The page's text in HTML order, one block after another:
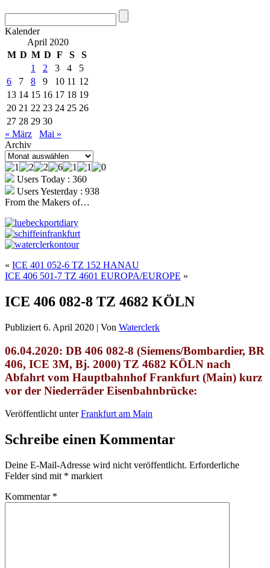
Kalender
April 2020
M D M D F S
S
1
2 3 4
5
6
7 8 9 10 11 12
13 14 15 16 17 18 19
20 21 22 23 24 25 26
27 28 29 30
« März
Mai »
Archiv
Archiv
Users Today : 360
Users Yesterday : 938
From the Makers of…
« ICE 401 052-6 TZ 152 HANAU
ICE 406 501-7 TZ 4601 EUROPA/EUROPE »
ICE 406 082-8 TZ 4682 KÖLN
Publiziert 6. April 2020 | Von Waterclerk
06.04.2020: DB 406 082-8 (Siemens/Bombardier, BR
406, ICE 3M, Bj. 2000) TZ 4682 KÖLN nach
Abfahrt vom Hauptbahnhof Frankfurt (Main) kurz
vor der Niederräder Eisenbahnbrücke:
Veröffentlicht unter Frankfurt am Main
Schreibe einen Kommentar
Deine E-Mail-Adresse wird nicht veröffentlicht. Erforderliche
Felder sind mit * markiert
Kommentar *